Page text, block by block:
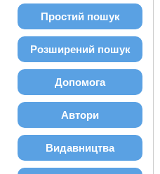
Простий пошук
Розширений пошук
Допомога
Автори
Видавництва